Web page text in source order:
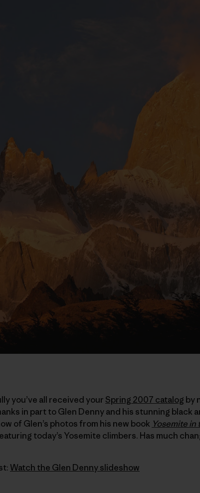
you’ve all received your Spring 2007 catalog by
in part to Glen Denny and his stunning black
of Glen’s photos from his new book Yosemite
today’s Yosemite climbers. Has much
Watch the Glen Denny slideshow